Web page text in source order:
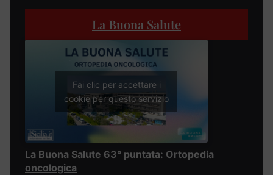
La Buona Salute
Fai clic per accettare i
cookie per questo servizio
La Buona Salute 63° puntata: Ortopedia
oncologica